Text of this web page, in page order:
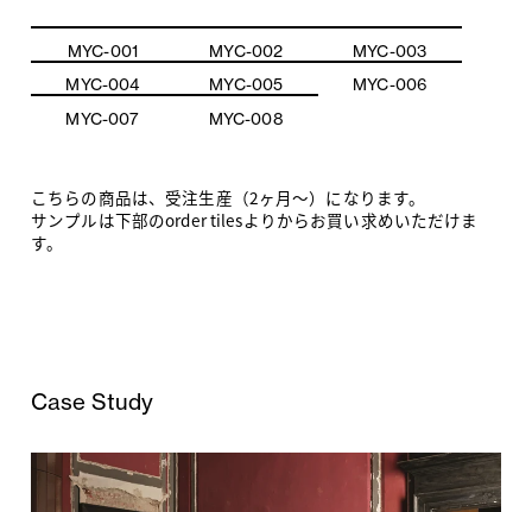
MYC-001 MYC-002
MYC-003
MYC-004
MYC-005
MYC-006
MYC-007
MYC-008
こちらの商品は、受注生産（2ヶ月〜）になります。
サンプルは下部のorder tilesよりからお買い求めいただけま
す。
Case Study